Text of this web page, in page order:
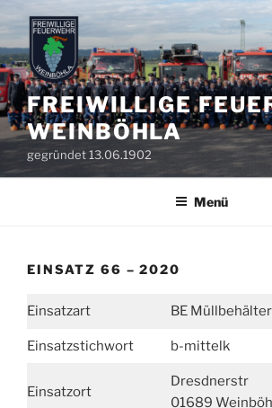
Inhalt
springen
FREIWILLIGE
WEINBÖHLA
gegründet 13.06.1902
Menü
EINSATZ 66 – 2020
Einsatzart BE
Einsatzstichwort b-mittelk
Einsatzort
Dresdnerstr
01689